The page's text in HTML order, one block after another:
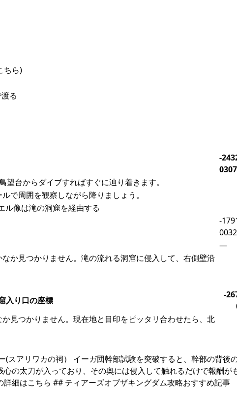
ちら)
る
-
0307
台からダイブすればすぐに辿り着きます。
で周囲を観察しながら降りましょう。
像は滝の洞窟を経由する
-
0032
—
か見つかりません。滝の流れる洞窟に侵入して、右側壁沿
入り口の座標
-
見つかりません。現在地と目印をピッタリ合わせたら、北
(スアリワカの祠） イーガ団幹部試験を突破すると、幹部の背後
の太刀が入っており、その奥には侵入して触れるだけで報酬が
詳細はこちら ## ティアーズオブザキングダム攻略おすすめ記事